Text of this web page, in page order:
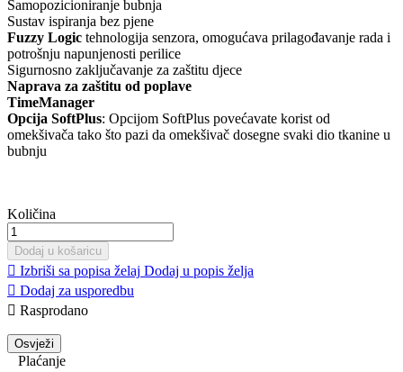
Samopozicioniranje bubnja
Sustav ispiranja bez pjene
Fuzzy Logic tehnologija senzora, omogućava prilagođavanje rada i
potrošnju napunjenosti perilice
Sigurnosno zaključavanje za zaštitu djece
Naprava za zaštitu od poplave
TimeManager
Opcija SoftPlus: Opcijom SoftPlus povećavate korist od
omekšivača tako što pazi da omekšivač dosegne svaki dio tkanine u
bubnju
Količina
Dodaj u košaricu
 Izbriši sa popisa želaj Dodaj u popis želja
 Dodaj za usporedbu
 Rasprodano
Plaćanje